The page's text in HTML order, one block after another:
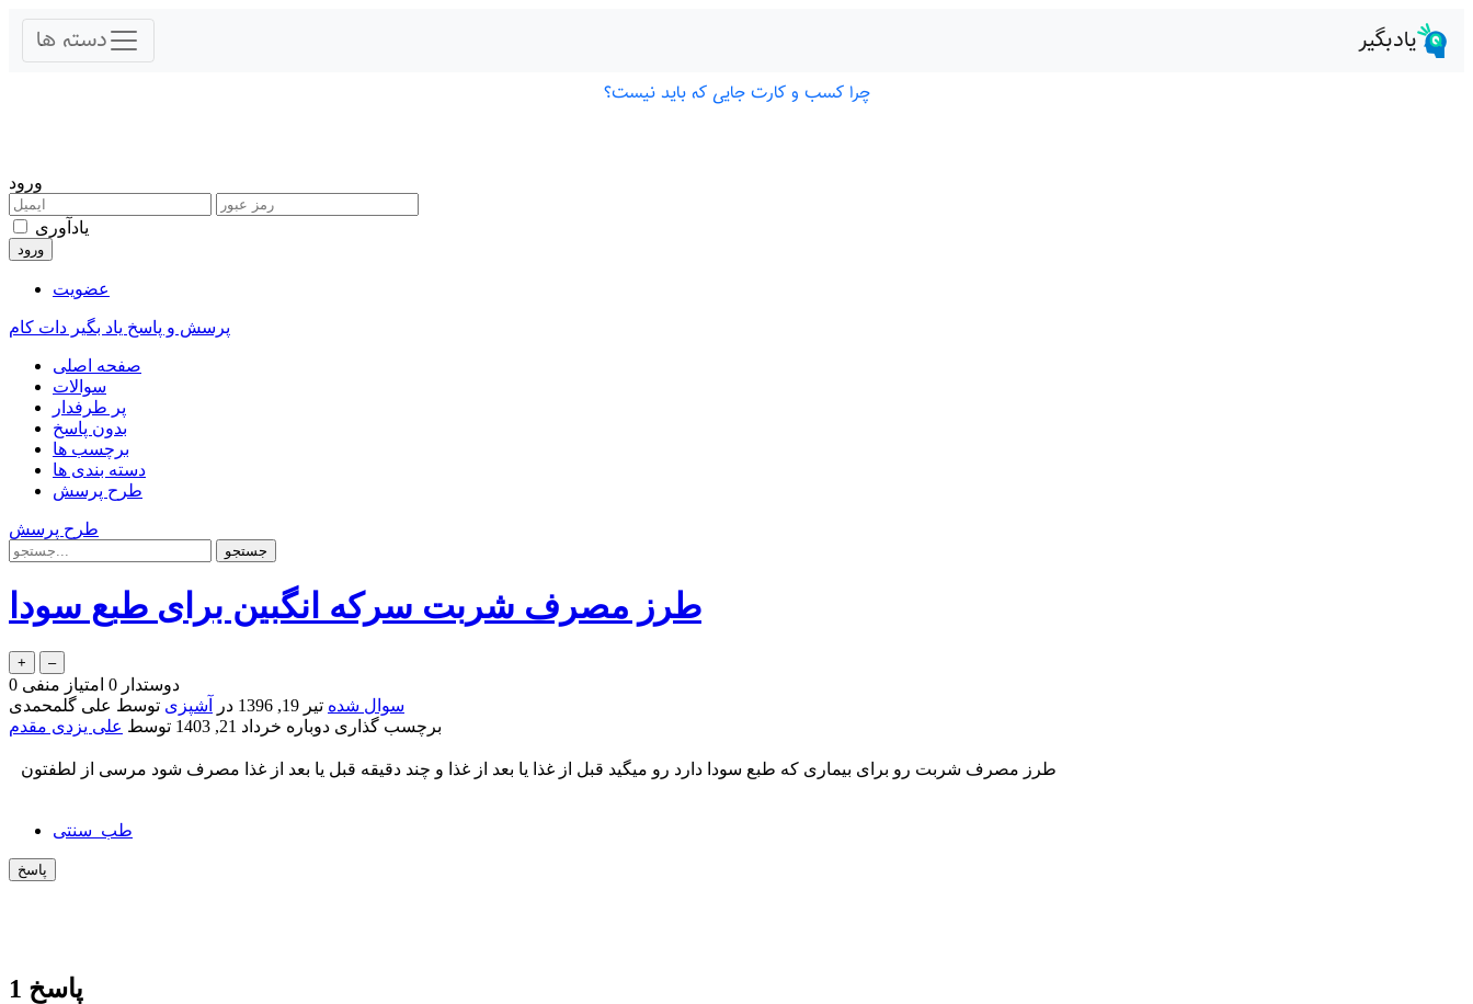
ورود
یادآوری
عضویت
پرسش و پاسخ یاد بگیر دات کام
صفحه اصلی
سوالات
پر طرفدار
بدون پاسخ
برچسب ها
دسته بندی ها
طرح پرسش
طرح پرسش
طرز مصرف شربت سرکه انگبین برای طبع سودا
0 دوستدار 0 امتیاز منفی
سوال شده تیر 19, 1396 در آشپزی توسط علی گلمحمدی
برچسب گذاری دوباره خرداد 21, 1403 توسط علی یزدی مقدم
طرز مصرف شربت رو برای بیماری که طبع سودا دارد رو میگید قبل از غذا یا بعد از غذا و چند دقیقه قبل یا بعد از غذا مصرف شود مرسی از لطفتون
طب_سنتی
1 پاسخ